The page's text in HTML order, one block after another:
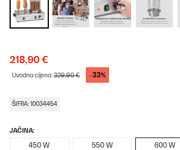
218,90 €
Uvodna cijena:329,90 € -33%
ŠIFRA: 10034454
JAČINA:
450 W 550 W 600 W